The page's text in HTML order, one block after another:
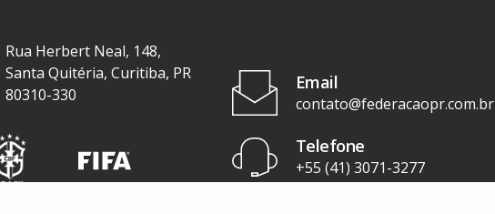
Rua Herbert Neal, 148,
Santa Quitéria, Curitiba, PR
80310-330
Email
contato@federacaopr.com.br
Telefone
+55 (41) 3071-3277